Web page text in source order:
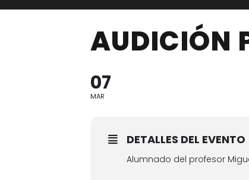
AUDICIÓN
07
MAR
DETALLES DEL EVENTO
Alumnado del profesor